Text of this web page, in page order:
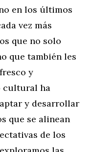
en los últimos
vez más
que no solo
que también les
y
cultural ha
y desarrollar
que se alinean
de los